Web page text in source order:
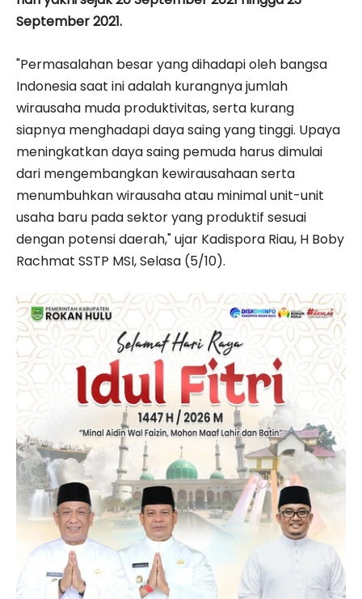
September 2021.
"Permasalahan besar yang dihadapi oleh bangsa
Indonesia saat ini adalah kurangnya jumlah
wirausaha muda produktivitas, serta kurang
siapnya menghadapi daya saing yang tinggi. Upaya
meningkatkan daya saing pemuda harus dimulai
dari mengembangkan kewirausahaan serta
menumbuhkan wirausaha atau minimal unit-unit
usaha baru pada sektor yang produktif sesuai
dengan potensi daerah," ujar Kadispora Riau, H Boby
Rachmat SSTP MSI, Selasa (5/10).